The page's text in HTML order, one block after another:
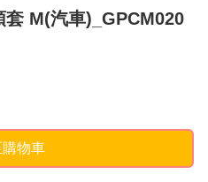
M(汽車)_GPCM020
購物車